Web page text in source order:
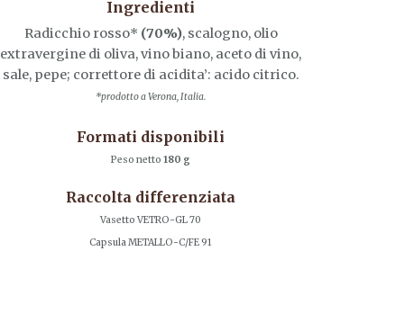
Ingredienti
Radicchio rosso* (70%), scalogno, olio
extravergine di oliva, vino biano, aceto di vino,
sale, pepe; correttore di acidita’: acido citrico.
*prodotto a Verona, Italia.
Formati disponibili
Peso netto 180 g
Raccolta differenziata
Vasetto VETRO-GL 70
Capsula METALLO-C/FE 91